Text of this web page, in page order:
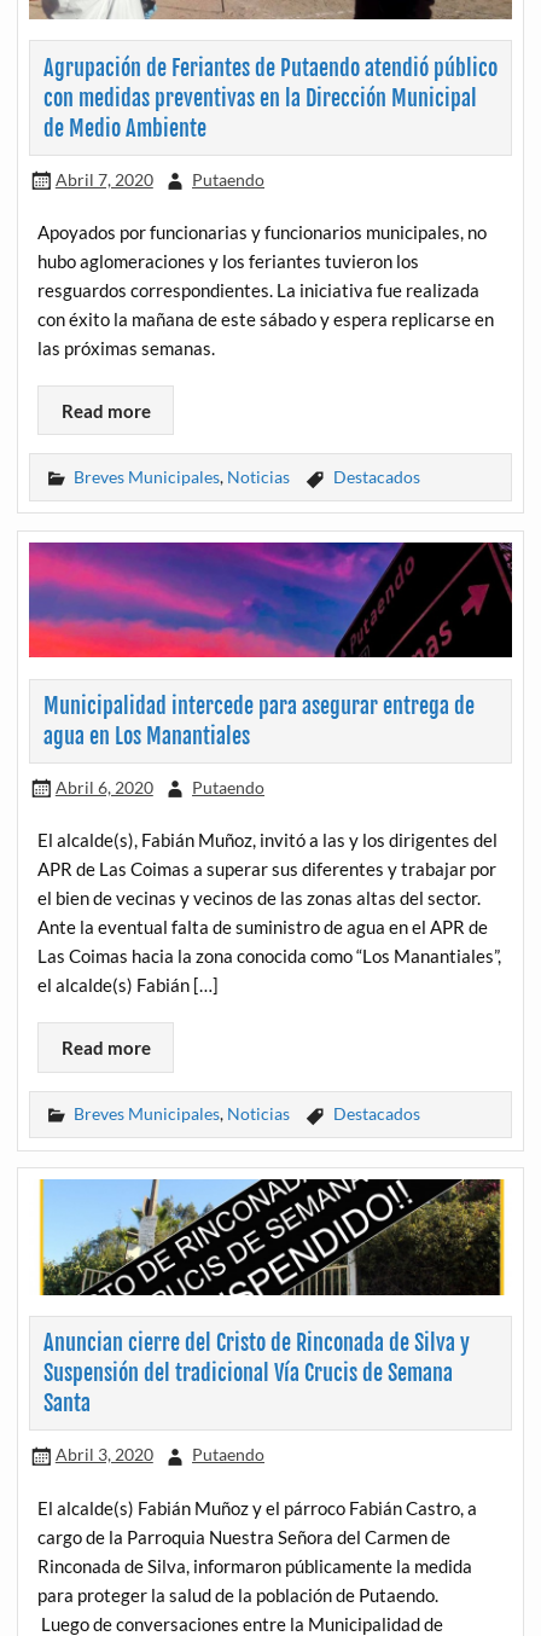
Agrupación de Feriantes de Putaendo atendió público
con medidas preventivas en la Dirección Municipal
de Medio Ambiente
Abril 7, 2020 Putaendo
Apoyados por funcionarias y funcionarios municipales, no
hubo aglomeraciones y los feriantes tuvieron los
resguardos correspondientes. La iniciativa fue realizada
con éxito la mañana de este sábado y espera replicarse en
las próximas semanas.
Read more
Breves Municipales, Noticias Destacados
Municipalidad intercede para asegurar entrega de
agua en Los Manantiales
Abril 6, 2020 Putaendo
El alcalde(s), Fabián Muñoz, invitó a las y los dirigentes del
APR de Las Coimas a superar sus diferentes y trabajar por
el bien de vecinas y vecinos de las zonas altas del sector.
Ante la eventual falta de suministro de agua en el APR de
Las Coimas hacia la zona conocida como “Los Manantiales”,
el alcalde(s) Fabián […]
Read more
Breves Municipales, Noticias Destacados
Anuncian cierre del Cristo de Rinconada de Silva y
Suspensión del tradicional Vía Crucis de Semana
Santa
Abril 3, 2020 Putaendo
El alcalde(s) Fabián Muñoz y el párroco Fabián Castro, a
cargo de la Parroquia Nuestra Señora del Carmen de
Rinconada de Silva, informaron públicamente la medida
para proteger la salud de la población de Putaendo.
Luego de conversaciones entre la Municipalidad de